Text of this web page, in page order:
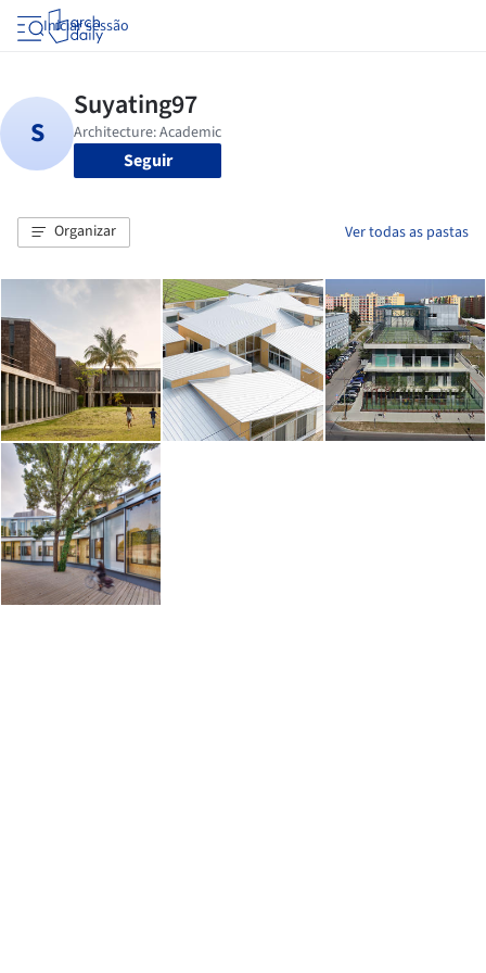
Iniciar sessão
Seguir
Organizar Ver todas as pastas